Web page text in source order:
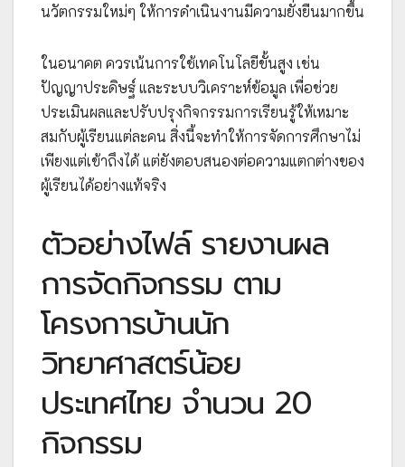
นวัตกรรมใหม่ๆ ให้การดำเนินงานมีความยั่งยืนมากขึ้น
ในอนาคต ควรเน้นการใช้เทคโนโลยีขั้นสูง เช่น
ปัญญาประดิษฐ์ และระบบวิเคราะห์ข้อมูล เพื่อช่วย
ประเมินผลและปรับปรุงกิจกรรมการเรียนรู้ให้เหมาะ
สมกับผู้เรียนแต่ละคน สิ่งนี้จะทำให้การจัดการศึกษาไม่
เพียงแต่เข้าถึงได้ แต่ยังตอบสนองต่อความแตกต่างของ
ผู้เรียนได้อย่างแท้จริง
ตัวอย่างไฟล์ รายงานผล
การจัดกิจกรรม ตาม
โครงการบ้านนัก
วิทยาศาสตร์น้อย
ประเทศไทย จำนวน 20
กิจกรรม